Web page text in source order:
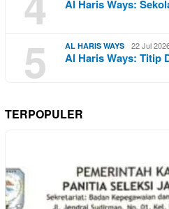
Al Haris Ways:
5 AL HARIS WAYS 22 Jul
Al Haris Ways: Titip
TERPOPULER